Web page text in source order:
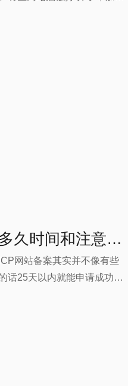
影响浏览者浏览网站的欲
淮北网站备案需要多久时间和注意事项？
网站备案其实并不像有些
话25天以内就能申请成功。
站的备案操作，以免网站建